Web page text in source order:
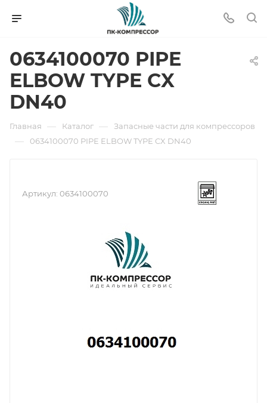
0634100070 PIPE
ELBOW TYPE CX
DN40
Главная — Каталог — Запасные части для компрессоров
— 0634100070 PIPE ELBOW TYPE CX DN40
Артикул: 0634100070